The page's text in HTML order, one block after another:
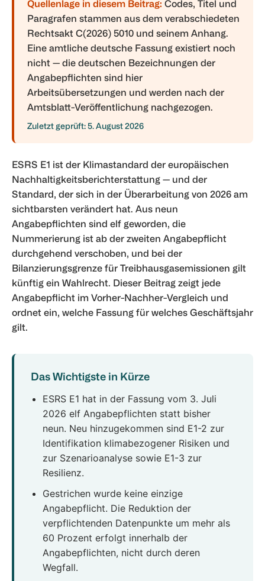
Quellenlage in diesem Beitrag: Codes, Titel und
Paragrafen stammen aus dem verabschiedeten
Rechtsakt C(2026) 5010 und seinem Anhang.
Eine amtliche deutsche Fassung existiert noch
nicht — die deutschen Bezeichnungen der
Angabepflichten sind hier
Arbeitsübersetzungen und werden nach der
Amtsblatt-Veröffentlichung nachgezogen.
Zuletzt geprüft: 5. August 2026
ESRS E1 ist der Klimastandard der europäischen
Nachhaltigkeitsberichterstattung — und der
Standard, der sich in der Überarbeitung von 2026 am
sichtbarsten verändert hat. Aus neun
Angabepflichten sind elf geworden, die
Nummerierung ist ab der zweiten Angabepflicht
durchgehend verschoben, und bei der
Bilanzierungsgrenze für Treibhausgasemissionen gilt
künftig ein Wahlrecht. Dieser Beitrag zeigt jede
Angabepflicht im Vorher-Nachher-Vergleich und
ordnet ein, welche Fassung für welches Geschäftsjahr
gilt.
Das Wichtigste in Kürze
ESRS E1 hat in der Fassung vom 3. Juli
2026 elf Angabepflichten statt bisher
neun. Neu hinzugekommen sind E1-2 zur
Identifikation klimabezogener Risiken und
zur Szenarioanalyse sowie E1-3 zur
Resilienz.
Gestrichen wurde keine einzige
Angabepflicht. Die Reduktion der
verpflichtenden Datenpunkte um mehr als
60 Prozent erfolgt innerhalb der
Angabepflichten, nicht durch deren
Wegfall.